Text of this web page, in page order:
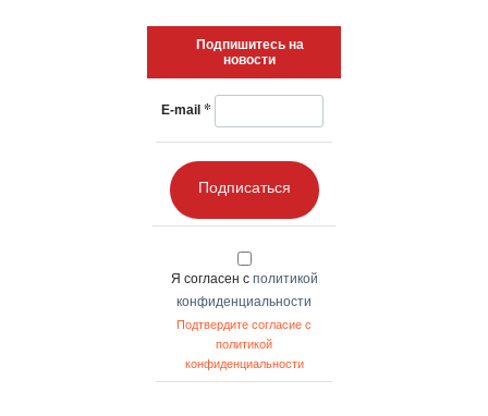
Подпишитесь на
новости
E-mail *
Подписаться
Я согласен с политикой
конфиденциальности
Подтвердите согласие с
политикой
конфиденциальности